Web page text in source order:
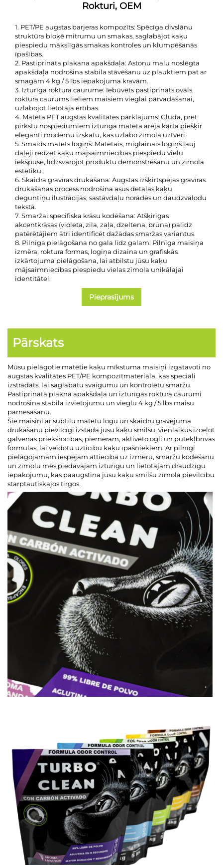
Rokturi, OEM
1. PET/PE augstas barjeras kompozīts: Spēcīga divslāņu
struktūra bloķē mitrumu un smakas, saglabājot kaķu
piespiedu mākslīgās smakas kontroles un klumpēšanās
īpašības.
2. Pastiprināta plakana apakšdaļa: Astoņu malu noslēgta
apakšdaļa nodrošina stabila stāvēšanu uz plauktiem pat ar
smagām 4 kg / 5 lbs iepakojuma kravām.
3. Izturīga roktura caurume: Iebūvēts pastiprināts ovāls
roktura caurums lieliem maisiem vieglai pārvadāšanai,
uzlabojot lietotāja ērtības.
4. Matēta PET augstas kvalitātes pārklājums: Gluda, pret
pirkstu nospiedumiem izturīga matēta ārējā kārta piešķir
eleganti modernu izskatu, kas uzlabo zīmola uztveri.
5. Smaids matēts logiņš: Matētais, miglainais logiņš ļauj
daļēji redzēt kaķu mājsaimniecības piespiedu vielu
iekšpusē, līdzsvarojot produktu demonstrēšanu un zīmola
estētiku.
6. Skaidra gravīras drukāšana: Augstas izšķirtspējas gravīras
drukāšanas process nodrošina asus detaļas kaķu
deguntiņu ilustrācijās, sastāvdaļu norādēs un daudzvalodu
tekstā.
7. Smaržai specifiska krāsu kodēšana: Atšķirīgas
akcentkrāsas (violeta, zila, zaļa, dzeltena, brūna) palīdz
patērētājiem ātri identificēt dažādas smaržas variantus.
8. Pilnīga pielāgošana no gala līdz galam: Pilnīga maisiņa
izmēra, roktura formas, logiņa dizaina un grafiskās
izkārtojuma pielāgošana, lai atbilstu jūsu kaķu
mājsaimniecības piespiedu vielas zīmola unikālajai
identitātei.
Pieprasījums
Pārskats
Mūsu pielāgotie matētie kaķu mīkstuma maisiņi izgatavoti no
augstas kvalitātes PET/PE kompozītmateriāla, kas speciāli
izstrādāts, lai saglabātu svaigumu un kontrolētu smaržu.
Pastiprinātā plaknā apakšdaļa un izturīgās roktura caurumi
nodrošina stabila izvietojumu un vieglu 4 kg / 5 lbs maisu
pārnēsāšanu.
Šie maisiņi ar subtilu matētu logu un skaidru gravējuma
drukāšanu pievilcīgi izstāda jūsu kaķu smilšu, vienlaikus izceļot
galvenās priekšrocības, piemēram, aktivēto ogli un putekļbrīvās
formulas, lai veidotu uzticību kaķu īpašniekiem. Ar pilnīgi
pielāgojamām iespējām attiecībā uz izmēru, smaržu kodēšanu
un zīmolu mēs piedāvājam izturīgu un lietotājam draudzīgu
iepakojumu, kas paaugstina jūsu kaķu smilšu zīmola pievilcību
starptautiskajos tirgos.